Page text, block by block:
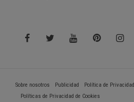
Sobre nosotros Publicidad Política de Privacidad
Políticas de Privacidad de Cookies